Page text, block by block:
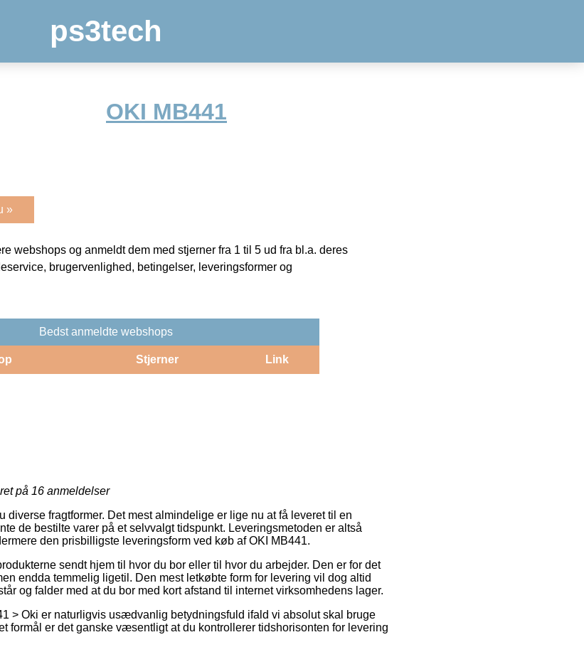
ps3tech
OKI MB441
»
webshops og anmeldt dem med stjerner fra 1 til 5 ud fra bl.a. deres
brugervenlighed, betingelser, leveringsformer og
Bedst anmeldte webshops
Stjerner Link
på 16 anmeldelser
diverse fragtformer. Det mest almindelige er lige nu at få leveret til en
de bestilte varer på et selvvalgt tidspunkt. Leveringsmetoden er altså
den prisbilligste leveringsform ved køb af OKI MB441.
sendt hjem til hvor du bor eller til hvor du arbejder. Den er for det
endda temmelig ligetil. Den mest letkøbte form for levering vil dog altid
og falder med at du bor med kort afstand til internet virksomhedens lager.
> Oki er naturligvis usædvanlig betydningsfuld ifald vi absolut skal bruge
formål er det ganske væsentligt at du kontrollerer tidshorisonten for levering